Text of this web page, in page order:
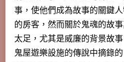
事，使他們成為故事的關鍵
的房客，然而關於鬼魂的故
太足，尤其是威廉的背景故
鬼屋遊樂設施的傳說中摘錄